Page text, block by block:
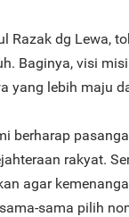
Razak dg Lewa,
Baginya, visi
yang lebih maju
berharap
rakyat.
agar
sama pilih